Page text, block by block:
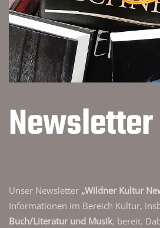
Newsletter
Unser Newsletter „Wildner Kultur
Informationen im Bereich Kultur,
Buch/Literatur und Musik, bereit.